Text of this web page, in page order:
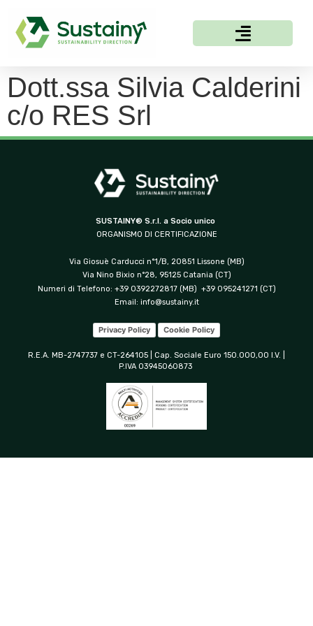
Dott.ssa Silvia Calderini
c/o RES Srl
SUSTAINY® S.r.l. a Socio unico
ORGANISMO DI CERTIFICAZIONE
Via Giosuè Carducci n°1/B, 20851 Lissone (MB)
Via Nino Bixio n°28, 95125 Catania (CT)
Numeri di Telefono: +39 0392272817 (MB) +39 095241271 (CT)
Email: info@sustainy.it
Privacy Policy Cookie Policy
R.E.A. MB-2747737 e CT-264105 | Cap. Sociale Euro 150.000,00 I.V. |
P.IVA 03945060873